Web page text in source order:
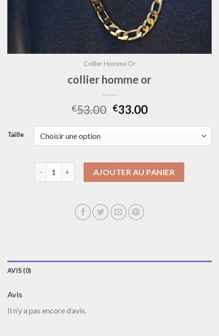
Collier Homme Or
collier homme or
€53.00 €33.00
Taille
AJOUTER AU PANIER
AVIS (0)
Avis
Il n’y a pas encore d’avis.